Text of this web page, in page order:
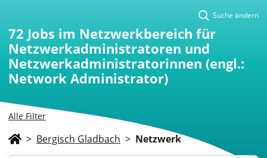
Alle Filter
Suche ändern
72 Jobs im Netzwerkbereich für
Netzwerkadministratoren und
Netzwerkadministratorinnen (engl.:
Network Administrator)
> Bergisch Gladbach > Netzwerk